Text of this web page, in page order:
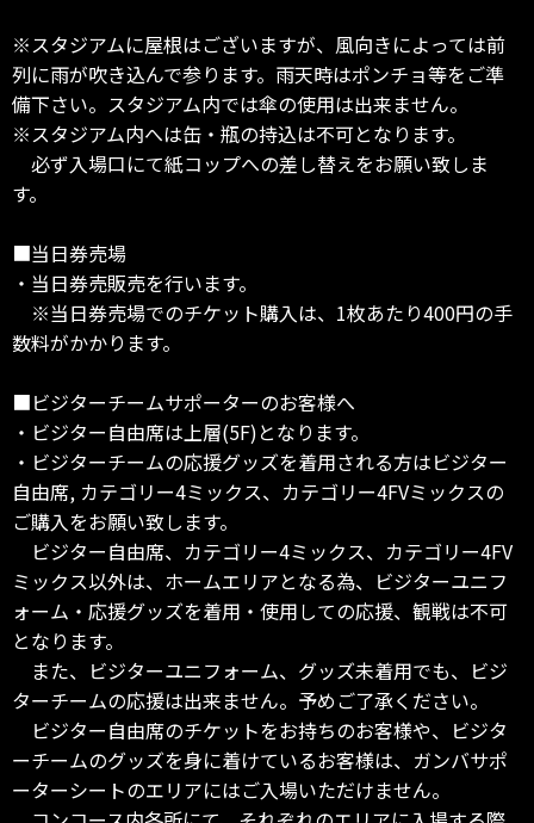
※スタジアムに屋根はございますが、風向きによっては前
列に雨が吹き込んで参ります。雨天時はポンチョ等をご準
備下さい。スタジアム内では傘の使用は出来ません。
※スタジアム内へは缶・瓶の持込は不可となります。
必ず入場口にて紙コップへの差し替えをお願い致しま
す。
■当日券売場
・当日券売販売を行います。
※当日券売場でのチケット購入は、1枚あたり400円の手
数料がかかります。
■ビジターチームサポーターのお客様へ
・ビジター自由席は上層(5F)となります。
・ビジターチームの応援グッズを着用される方はビジター
自由席, カテゴリー4ミックス、カテゴリー4FVミックスの
ご購入をお願い致します。
ビジター自由席、カテゴリー4ミックス、カテゴリー4FV
ミックス以外は、ホームエリアとなる為、ビジターユニフ
ォーム・応援グッズを着用・使用しての応援、観戦は不可
となります。
また、ビジターユニフォーム、グッズ未着用でも、ビジ
ターチームの応援は出来ません。予めご了承ください。
ビジター自由席のチケットをお持ちのお客様や、ビジタ
ーチームのグッズを身に着けているお客様は、ガンバサポ
ーターシートのエリアにはご入場いただけません。